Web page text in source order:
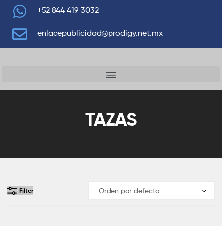
enlacepublicidad@prodigy.net.mx
+52 844 419 3032
TAZAS
Filter